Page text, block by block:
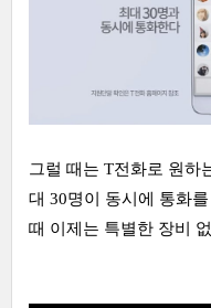
그럴 때는 T전화로 원하
대 30명이 동시에 통화
때 이제는 특별한 장비